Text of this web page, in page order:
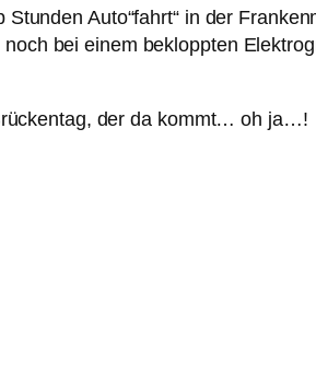
Auto“fahrt“ in der
bei einem bekloppten
der da kommt… oh ja…!